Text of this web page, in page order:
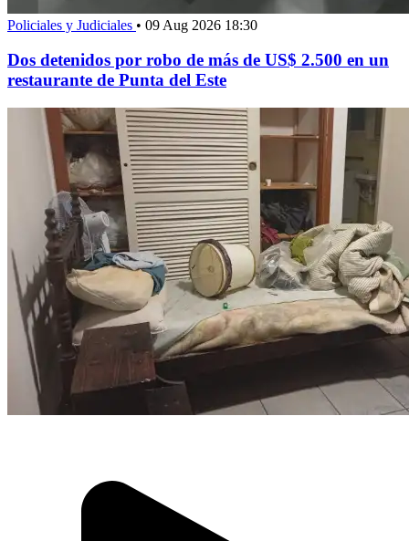
Policiales y Judiciales • 09 Aug 2026 18:30
Dos detenidos por robo de más de US$ 2.500 en un
restaurante de Punta del Este